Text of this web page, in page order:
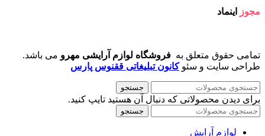
مجوز اینماد
تمامی حقوق متعلق به فروشگاه لوازم آرایشی مهرو می باشد.
طراحی سایت و سئوکانون تبلیغاتی ققنوس پارس
جستجو
برای دیدن محصولاتی که دنبال آن هستید تایپ کنید.
جستجو
لوازم آرایش